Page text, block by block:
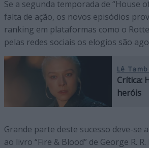
qualidade
com
enfoque
Se a segunda temporada de “House
falta de ação, os novos episódios
ranking em plataformas como o
pelas redes sociais os elogios são
Lê
Crítica:
heróis
Grande parte deste sucesso deve-se
ao livro “Fire & Blood” de George R.